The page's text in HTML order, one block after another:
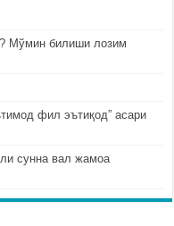
билиши лозим
фил эътиқод” асари
сунна вал жамоа